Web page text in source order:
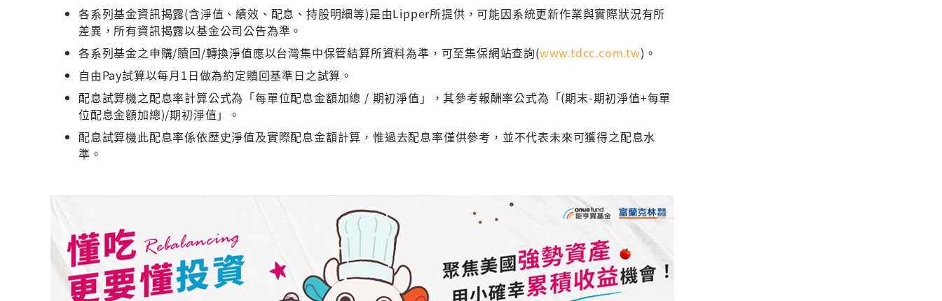
各系列基金資訊揭露(含淨值、績效、配息、持股明細等)是由Lipper所提供，可能因系統更新作業與實際狀況有所
差異，所有資訊揭露以基金公司公告為準。
各系列基金之申購/贖回/轉換淨值應以台灣集中保管結算所資料為準，可至集保網站查詢(www.tdcc.com.tw)。
自由Pay試算以每月1日做為約定贖回基準日之試算。
配息試算機之配息率計算公式為「每單位配息金額加總 / 期初淨值」，其參考報酬率公式為「(期末-期初淨值+每單
位配息金額加總)/期初淨值」。
配息試算機此配息率係依歷史淨值及實際配息金額計算，惟過去配息率僅供參考，並不代表未來可獲得之配息水
準。